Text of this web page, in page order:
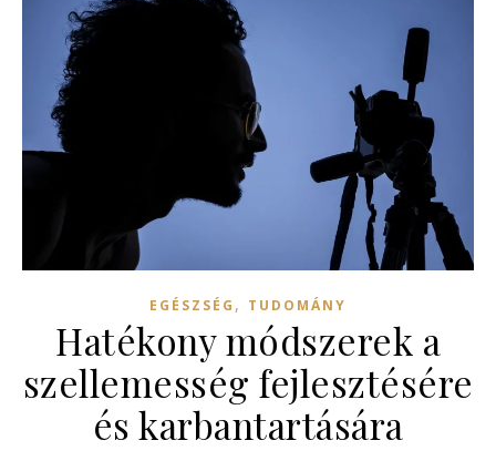
EGÉSZSÉG , TUDOMÁNY
Hatékony módszerek a
szellemesség fejlesztésére
és karbantartására